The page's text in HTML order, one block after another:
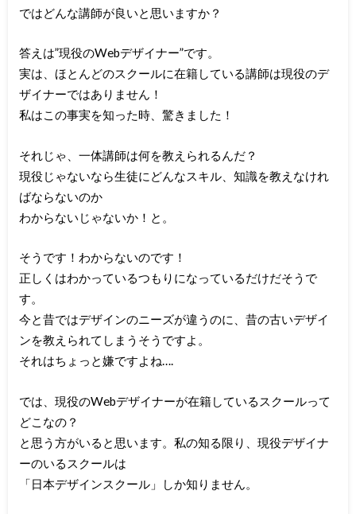
ではどんな講師が良いと思いますか？
答えは”現役のWebデザイナー”です。
実は、ほとんどのスクールに在籍している講師は現役のデ
ザイナーではありません！
私はこの事実を知った時、驚きました！
それじゃ、一体講師は何を教えられるんだ？
現役じゃないなら生徒にどんなスキル、知識を教えなけれ
ばならないのか
わからないじゃないか！と。
そうです！わからないのです！
正しくはわかっているつもりになっているだけだそうで
す。
今と昔ではデザインのニーズが違うのに、昔の古いデザイ
ンを教えられてしまうそうですよ。
それはちょっと嫌ですよね….
では、現役のWebデザイナーが在籍しているスクールって
どこなの？
と思う方がいると思います。私の知る限り、現役デザイナ
ーのいるスクールは
「日本デザインスクール」しか知りません。